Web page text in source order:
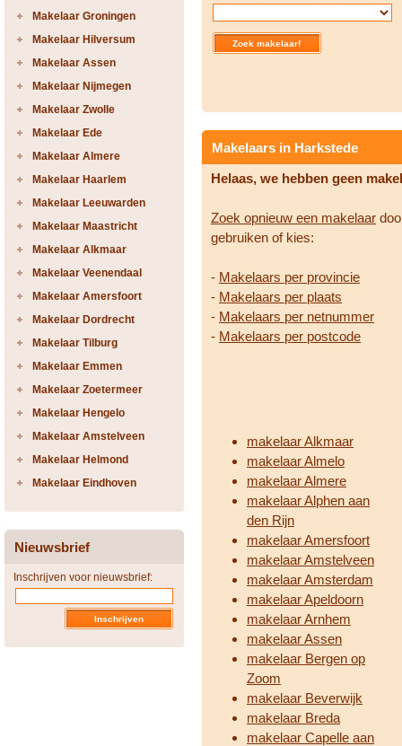
Makelaar Groningen
Makelaar Hilversum
Makelaar Assen
Makelaar Nijmegen
Makelaar Zwolle
Makelaar Ede
Makelaar Almere
Makelaar Haarlem
Makelaar Leeuwarden
Makelaar Maastricht
Makelaar Alkmaar
Makelaar Veenendaal
Makelaar Amersfoort
Makelaar Dordrecht
Makelaar Tilburg
Makelaar Emmen
Makelaar Zoetermeer
Makelaar Hengelo
Makelaar Amstelveen
Makelaar Helmond
Makelaar Eindhoven
Nieuwsbrief
Inschrijven voor nieuwsbrief:
Makelaars in Harkstede
Helaas, we hebben geen
Zoek opnieuw een makelaar
gebruiken of kies:
- Makelaars per provincie
- Makelaars per plaats
- Makelaars per netnummer
- Makelaars per postcode
makelaar Alkmaar
makelaar Almelo
makelaar Almere
makelaar Alphen aan
den Rijn
makelaar Amersfoort
makelaar Amstelveen
makelaar Amsterdam
makelaar Apeldoorn
makelaar Arnhem
makelaar Assen
makelaar Bergen op
Zoom
makelaar Beverwijk
makelaar Breda
makelaar Capelle aan